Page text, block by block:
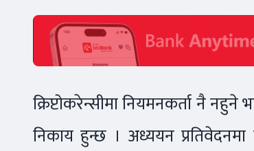
क्रिप्टोकरेन्सीमा नियमनकर्ता नै
निकाय हुन्छ । अध्ययन